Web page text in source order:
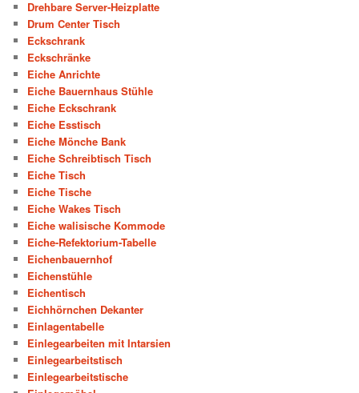
Drehbare Server-Heizplatte
Drum Center Tisch
Eckschrank
Eckschränke
Eiche Anrichte
Eiche Bauernhaus Stühle
Eiche Eckschrank
Eiche Esstisch
Eiche Mönche Bank
Eiche Schreibtisch Tisch
Eiche Tisch
Eiche Tische
Eiche Wakes Tisch
Eiche walisische Kommode
Eiche-Refektorium-Tabelle
Eichenbauernhof
Eichenstühle
Eichentisch
Eichhörnchen Dekanter
Einlagentabelle
Einlegearbeiten mit Intarsien
Einlegearbeitstisch
Einlegearbeitstische